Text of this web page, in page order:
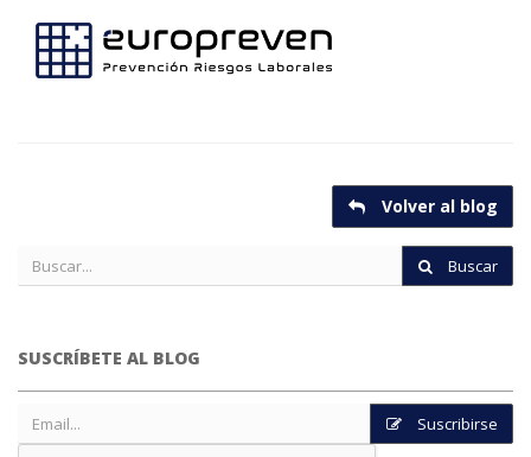
Volver al blog
Buscar
SUSCRÍBETE AL BLOG
Suscribirse